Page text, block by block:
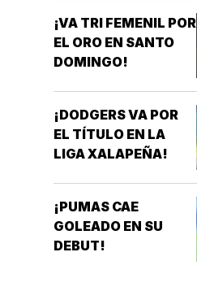
¡VA TRI FEMENIL POR
EL ORO EN SANTO
DOMINGO!
¡DODGERS VA POR
EL TÍTULO EN LA
LIGA XALAPEÑA!
¡PUMAS CAE
GOLEADO EN SU
DEBUT!